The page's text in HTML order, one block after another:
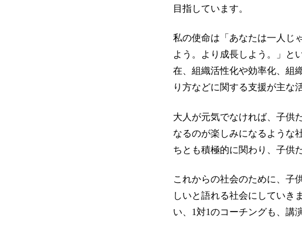
目指しています。
私の使命は「 あなたは一人じ
よう。より成長しよう。
」と
在、組織活性化や効率化、組
り方などに関する支援が主な活
大人が元気でなければ、子供
なるのが楽しみになるような
ちとも積極的に関わり、子供
これからの社会のために、子
しいと語れる社会にしていき
い、1対1のコーチングも、講